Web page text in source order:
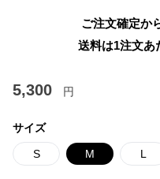
ご注文確定か
送料は1注文あ
5,300 円
サイズ
S M L